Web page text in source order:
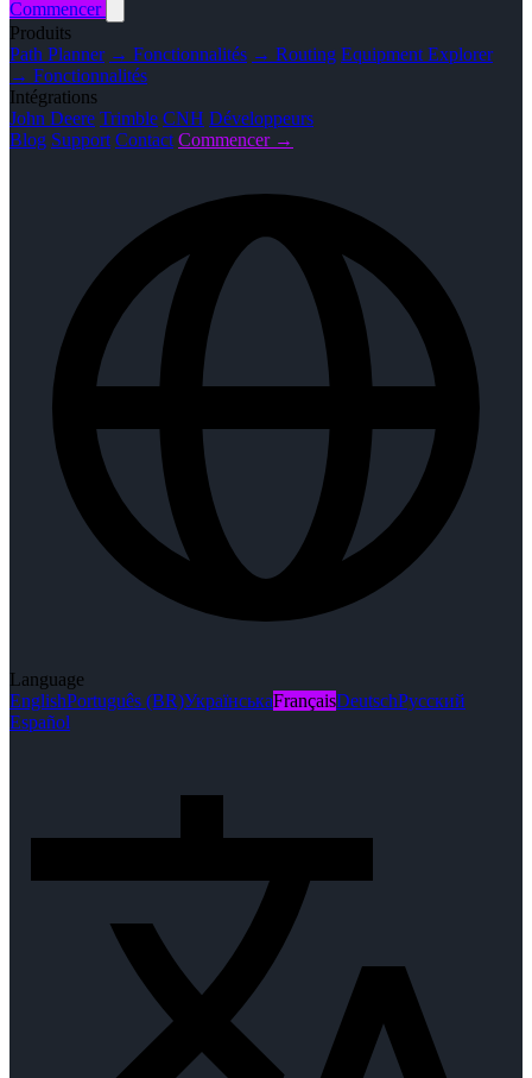
Commencer
Produits
Path Planner → Fonctionnalités → Routing Equipment Explorer
→ Fonctionnalités
Intégrations
John Deere Trimble CNH Développeurs
Blog Support Contact Commencer →
Language
EnglishPortuguês (BR)УкраїнськаFrançaisDeutschРусский
Español